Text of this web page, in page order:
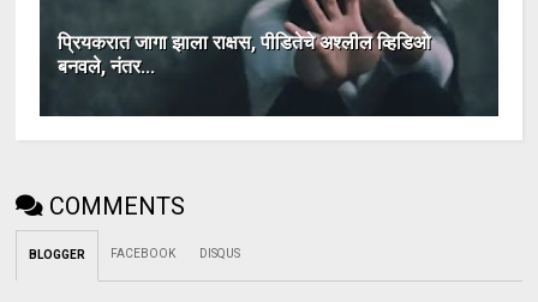
प्रियकरात जागा झाला राक्षस, पीडितेचे अश्लील व्हिडिओ
बनवले, नंतर...
COMMENTS
BLOGGER FACEBOOK DISQUS